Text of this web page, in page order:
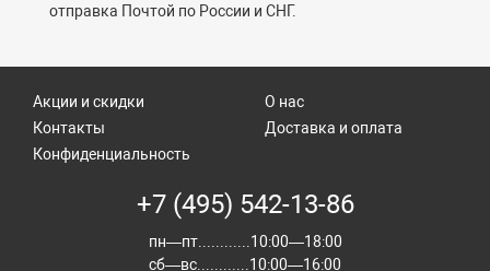
отправка Почтой по России и СНГ.
Акции и скидки
Контакты
О нас
Доставка и оплата
Конфиденциальность
+7 (495) 542-13-86
пн—пт............10:00—18:00
сб—вс............10:00—16:00